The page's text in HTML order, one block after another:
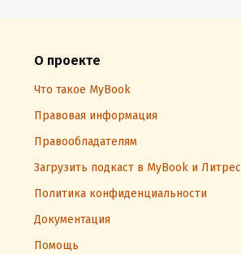
О проекте
Что такое MyBook
Правовая информация
Правообладателям
Загрузить подкаст в MyBook и Литрес
Политика конфиденциальности
Документация
Помощь